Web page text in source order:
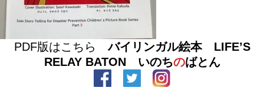
PDF版はこちらバイリンガル絵本 LIFE’S
RELAY BATON いのちのばとん
facebook Twitter